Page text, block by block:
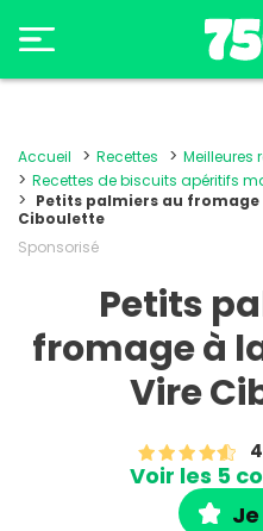
Accueil Recettes
Meilleures
Recettes de biscuits apéritifs
Petits palmiers au fromage
Ciboulette
Sponsorisé
Petits
fromage à
Vire
Voir les 5